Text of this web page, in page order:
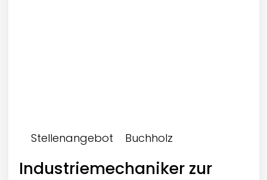
Stellenangebot Buchholz
Industriemechaniker zur